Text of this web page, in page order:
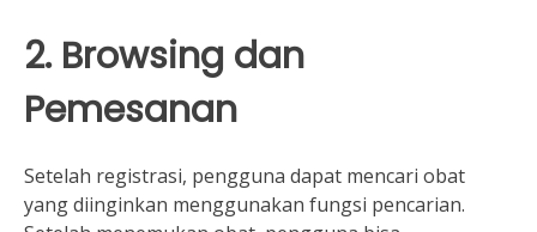
2. Browsing dan
Pemesanan
Setelah registrasi, pengguna dapat mencari obat
yang diinginkan menggunakan fungsi pencarian.